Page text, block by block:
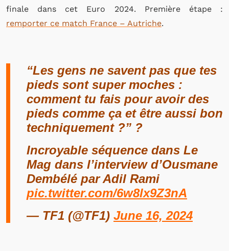
finale dans cet Euro 2024. Première étape :
remporter ce match France – Autriche.
“Les gens ne savent pas que tes
pieds sont super moches :
comment tu fais pour avoir des
pieds comme ça et être aussi bon
techniquement ?” ?
Incroyable séquence dans Le
Mag dans l’interview d’Ousmane
Dembélé par Adil Rami
pic.twitter.com/6w8lx9Z3nA
— TF1 (@TF1) June 16, 2024